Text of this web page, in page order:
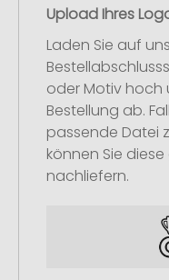
Upload Ihres
Laden Sie auf
oder Motiv hoch
Bestellung ab.
passende Datei
können Sie
nachliefern.